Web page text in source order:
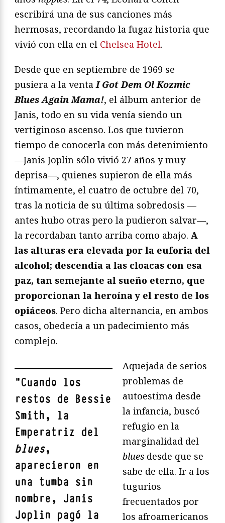
escribirá una de sus canciones más
hermosas, recordando la fugaz historia que
vivió con ella en el Chelsea Hotel.
Desde que en septiembre de 1969 se
pusiera a la venta I Got Dem Ol Kozmic
Blues Again Mama!, el álbum anterior de
Janis, todo en su vida venía siendo un
vertiginoso ascenso. Los que tuvieron
tiempo de conocerla con más detenimiento
—Janis Joplin sólo vivió 27 años y muy
deprisa—, quienes supieron de ella más
íntimamente, el cuatro de octubre del 70,
tras la noticia de su última sobredosis —
antes hubo otras pero la pudieron salvar—,
la recordaban tanto arriba como abajo. A
las alturas era elevada por la euforia del
alcohol; descendía a las cloacas con esa
paz, tan semejante al sueño eterno, que
proporcionan la heroína y el resto de los
opiáceos. Pero dicha alternancia, en ambos
casos, obedecía a un padecimiento más
complejo.
"Cuando los
restos de Bessie
Smith, la
Emperatriz del
blues,
aparecieron en
una tumba sin
nombre, Janis
Joplin pagó la
Aquejada de serios
problemas de
autoestima desde
la infancia, buscó
refugio en la
marginalidad del
blues desde que se
sabe de ella. Ir a los
tugurios
frecuentados por
los afroamericanos